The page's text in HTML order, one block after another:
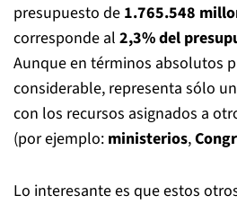
presupuesto de 1.765.548
corresponde al 2,3% del
Aunque en términos absolutos
considerable, representa sólo
con los recursos asignados a
(por ejemplo: ministerios,
Lo interesante es que estos